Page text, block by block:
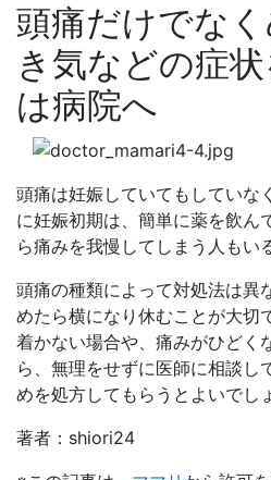
頭痛だけでな
き気などの症
は病院へ
頭痛は妊娠していてもしていな
に妊娠初期は、簡単に薬を飲ん
ら痛みを我慢してしまう人もい
頭痛の種類によって対処法は異
めたら横になり休むことが大切
着かない場合や、痛みがひどく
ら、無理をせずに医師に相談し
めを処方してもらうとよいでし
著者：shiori24